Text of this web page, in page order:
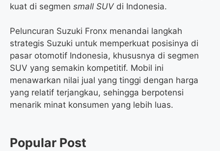
kuat di segmen small SUV di Indonesia.
Peluncuran Suzuki Fronx menandai langkah
strategis Suzuki untuk memperkuat posisinya di
pasar otomotif Indonesia, khususnya di segmen
SUV yang semakin kompetitif. Mobil ini
menawarkan nilai jual yang tinggi dengan harga
yang relatif terjangkau, sehingga berpotensi
menarik minat konsumen yang lebih luas.
Popular Post